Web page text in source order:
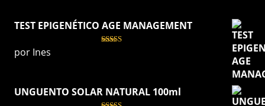
TEST EPIGENÉTICO AGE MANAGEMENT
por Ines
UNGUENTO SOLAR NATURAL 100ml